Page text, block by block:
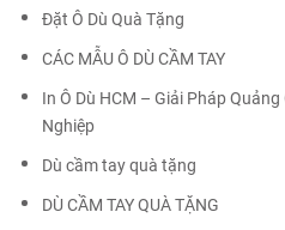
Đặt Ô Dù Quà Tặng
CÁC MẪU Ô DÙ CẦM TAY
In Ô Dù HCM – Giải Pháp
Nghiệp
Dù cầm tay quà tặng
DÙ CẦM TAY QUÀ TẶNG